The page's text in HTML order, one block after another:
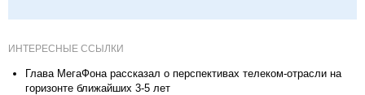
ИНТЕРЕСНЫЕ ССЫЛКИ
Глава МегаФона рассказал о перспективах телеком-отрасли на
горизонте ближайших 3-5 лет